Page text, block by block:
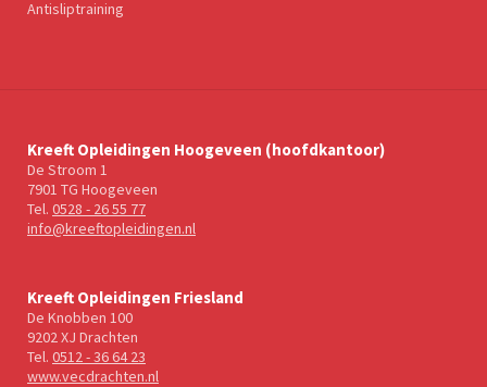
Antisliptraining
Kreeft Opleidingen Hoogeveen (hoofdkantoor)
De Stroom 1
7901 TG Hoogeveen
Tel. 0528 - 26 55 77
info@kreeftopleidingen.nl
Kreeft Opleidingen Friesland
De Knobben 100
9202 XJ Drachten
Tel. 0512 - 36 64 23
www.vecdrachten.nl